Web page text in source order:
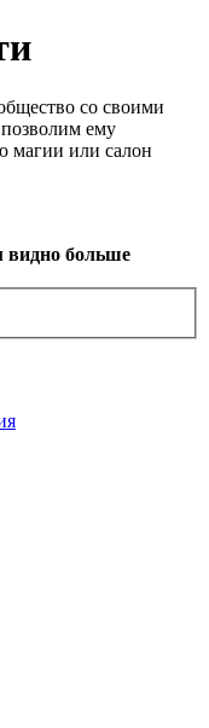
со своими
ему
магии или салон
видно больше